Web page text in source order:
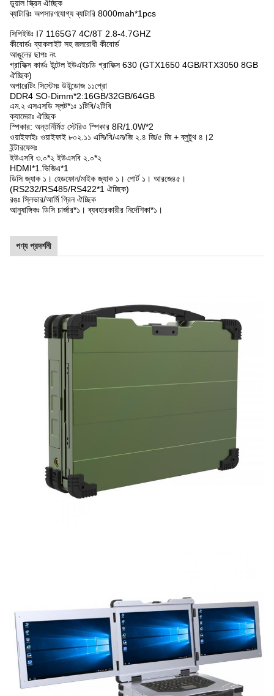
ডুয়াল স্ক্রিন ঐচ্ছিক
ব্যাটারিঃ অপসারণযোগ্য ব্যাটারি 8000mah*1pcs
সিপিইউঃ I7 1165G7 4C/8T 2.8-4.7GHZ
কীবোর্ডঃ ব্যাকলাইট সহ জলরোধী কীবোর্ড
আঙুলের ছাপঃ নং
গ্রাফিক্স কার্ডঃ ইন্টেল ইউএইচডি গ্রাফিক্স 630 (GTX1650 4GB/RTX3050 8GB
ঐচ্ছিক)
অপারেটিং সিস্টেমঃ উইন্ডোজ ১১প্রো
DDR4 SO-Dimm*2:16GB/32GB/64GB
এম.২ এসএসডি স্লট*১ঃ ১টিবি/২টিবি
ক্যামেরাঃ ঐচ্ছিক
স্পিকার: অন্তর্নির্মিত স্টেরিও স্পিকার 8R/1.0W*2
ওয়াইফাইঃ ওয়াইফাই ৮০২.১১ এসি/বি/এন/জি ২.৪ জি/৫ জি + ব্লুটুথ ৪।2
ইন্টারফেসঃ
ইউএসবি ৩.০*২ ইউএসবি ২.০*২
HDMI*1.ভিজিএ*1
ডিসি জ্যাক ১। হেডফোন/মাইক জ্যাক ১। পোর্ট ১। আরজে৪৫।
(RS232/RS485/RS422*1 ঐচ্ছিক)
রঙঃ স্লিভার/আর্মি গ্রিন ঐচ্ছিক
আনুষাঙ্গিকঃ ডিসি চার্জার*১। ব্যবহারকারীর নির্দেশিকা*১।
পণ্য প্রদর্শনী